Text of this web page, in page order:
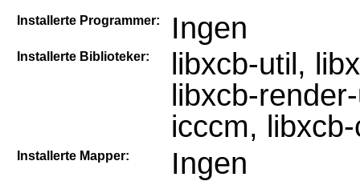
Installerte Programmer: Ingen
Installerte Biblioteker:
libxcb-util,
libxcb-
icccm,
Installerte Mapper: Ingen